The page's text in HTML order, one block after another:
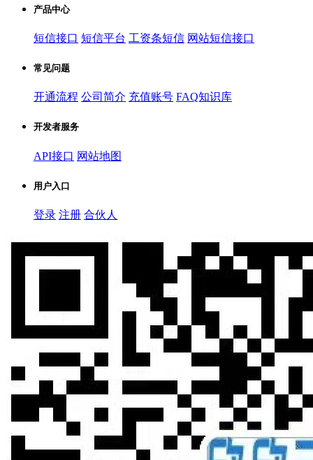
产品中心
短信接口 短信平台 工资条短信 网站短信接口
常见问题
开通流程 公司简介 充值账号 FAQ知识库
开发者服务
API接口 网站地图
用户入口
登录 注册 合伙人